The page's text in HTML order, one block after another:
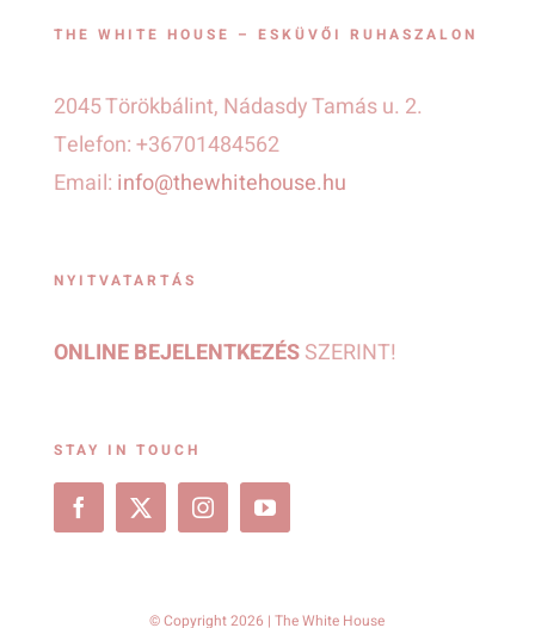
THE WHITE HOUSE – ESKÜVŐI RUHASZALON
2045 Törökbálint, Nádasdy Tamás u. 2.
Telefon: +36701484562
Email: info@thewhitehouse.hu
NYITVATARTÁS
ONLINE BEJELENTKEZÉSSZERINT!
STAY IN TOUCH
© Copyright 2026 | The White House